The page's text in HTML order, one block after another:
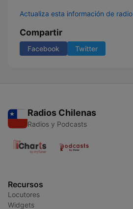
Actualiza esta información de radio
Compartir
Facebook Twitter
Radios Chilenas
Radios y Podcasts
Recursos
Locutores
Widgets